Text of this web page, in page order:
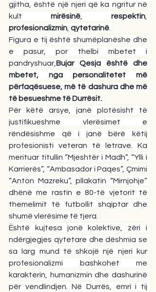
gjitha, është një njeri që ka ngritur në
kult mirësinë respektin
profesionalizmin qytetarinë
Figura e tij është shumëplanëshe dhe
e pasur, por thelbi mbetet i
pandryshuar, Bujar Qesja është dhe
mbetet, nga personalitetet më
përfaqësuese, më të dashura dhe më
të besueshme të Durrësit.
Për këtë arsye, janë plotësisht të
justifikueshme vlerësimet e
rëndësishme që i janë bërë këtij
profesionisti veteran të letrave. Ka
merituar titullin “Mjeshtër i Madh”, “Ylli i
Karrierës”, “Ambasador i Paqes”, Çmimi
“Anton Mazreku”, pllakatin “Mirnjohje”
dhënë me rastin e 80-të vjetorit të
themelimit të futbollit shqiptar dhe
shumë vlerësime të tjera.
Është kujtesa jonë kolektive, zëri i
ndërgjegjes qytetare dhe dëshmia se
sa larg mund të shkojë një njeri kur
profesionalizmi bashkohet me
karakterin, humanizmin dhe dashurinë
për vendlindjen. Në Durrës, emri i tij